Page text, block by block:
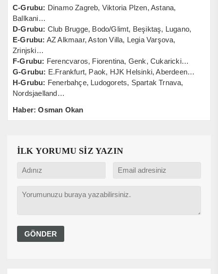
C-Grubu: Dinamo Zagreb, Viktoria Plzen, Astana,
Ballkani…
D-Grubu: Club Brugge, Bodo/Glimt, Beşiktaş, Lugano,
E-Grubu: AZ Alkmaar, Aston Villa, Legia Varşova,
Zrinjski…
F-Grubu: Ferencvaros, Fiorentina, Genk, Cukaricki…
G-Grubu: E.Frankfurt, Paok, HJK Helsinki, Aberdeen…
H-Grubu: Fenerbahçe, Ludogorets, Spartak Trnava,
Nordsjaelland…
Haber: Osman Okan
İLK YORUMU SİZ YAZIN